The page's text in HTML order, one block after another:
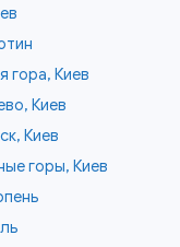
гора, Киев
Киев
Киев
горы, Киев